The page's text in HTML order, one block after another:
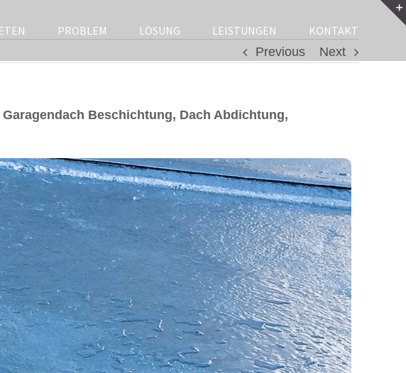
PROBLEM LÖSUNG LEISTUNGEN
KONTAKT
Previous
Next
Beschichtung, Dach Abdichtung,